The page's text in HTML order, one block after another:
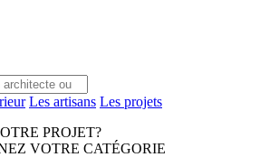
Les artisans Les projets
PROJET?
VOTRE CATÉGORIE